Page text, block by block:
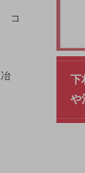
コ
下
や